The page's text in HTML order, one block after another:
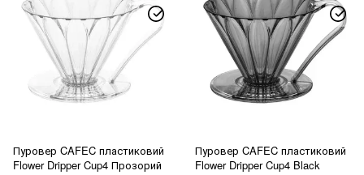
Пуровер CAFEC пластиковий
Flower Dripper Cup4 Прозорий
Пуровер CAFEC пластиковий
Flower Dripper Cup4 Black